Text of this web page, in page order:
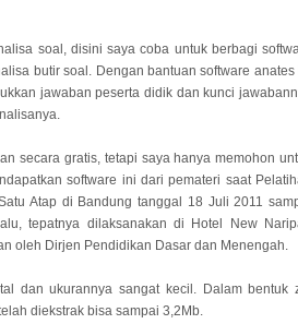
soal, disini saya coba untuk berbagi
butir soal. Dengan bantuan software anates
jawaban peserta didik dan kunci
secara gratis, tetapi saya hanya memohon
software ini dari pemateri saat
Atap di Bandung tanggal 18 Juli 2011
tepatnya dilaksanakan di Hotel New
oleh Dirjen Pendidikan Dasar dan Menengah.
dan ukurannya sangat kecil. Dalam bentuk
diekstrak bisa sampai 3,2Mb.